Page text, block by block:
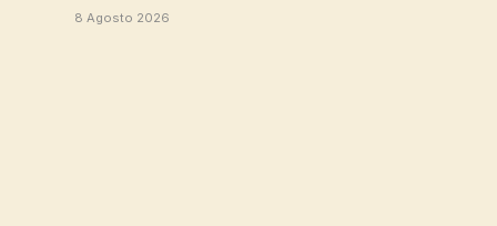
8 Agosto 2026